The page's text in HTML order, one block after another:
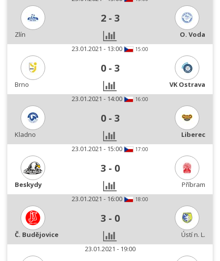
2 - 3
Zlín
O. Voda
23.01.2021 - 13:00
15:00
0 - 3
Brno
VK Ostrava
23.01.2021 - 14:00
16:00
0 - 3
Kladno
Liberec
23.01.2021 - 15:00
17:00
3 - 0
Beskydy
Příbram
23.01.2021 - 16:00
18:00
3 - 0
Č. Budějovice
Ústí n. L.
23.01.2021 - 19:00